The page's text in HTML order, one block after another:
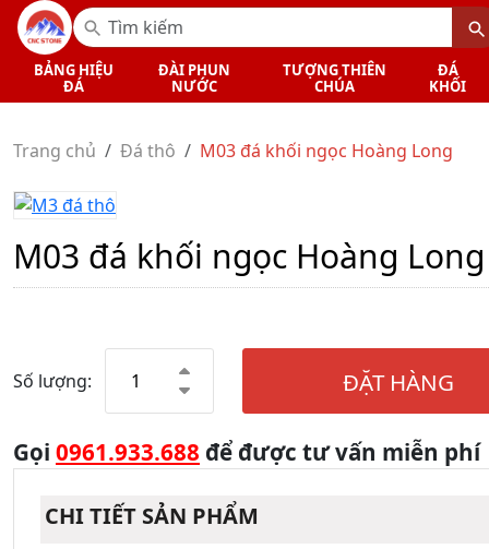
BẢNG HIỆU
ĐÁ
ĐÀI PHUN
NƯỚC
TƯỢNG THIÊN
CHÚA
ĐÁ
KHỐI
Trang chủ Đá thô M03 đá khối ngọc Hoàng Long
M03 đá khối ngọc Hoàng Long
Số lượng: ĐẶT HÀNG
Gọi 0961.933.688 để được tư vấn miễn phí
CHI TIẾT SẢN PHẨM